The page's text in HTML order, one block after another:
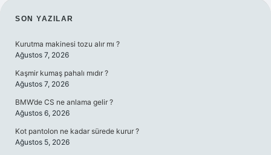
SIDEBAR
SON YAZILAR
Kurutma makinesi tozu alır mı ?
Ağustos 7, 2026
Kaşmir kumaş pahalı mıdır ?
Ağustos 7, 2026
BMW’de CS ne anlama gelir ?
Ağustos 6, 2026
Kot pantolon ne kadar sürede kurur ?
Ağustos 5, 2026